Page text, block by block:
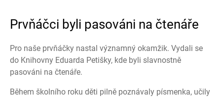
Prvňáčci byli pasováni na čtenáře
Pro naše prvňáčky nastal významný okamžik. Vydali se
do Knihovny Eduarda Petišky, kde byli slavnostně
pasováni na čtenáře.
Během školního roku děti pilně poznávaly písmenka, učily